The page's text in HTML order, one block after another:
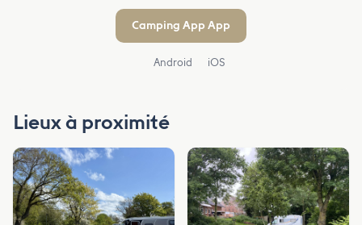
Camping App App
Android iOS
Lieux à proximité